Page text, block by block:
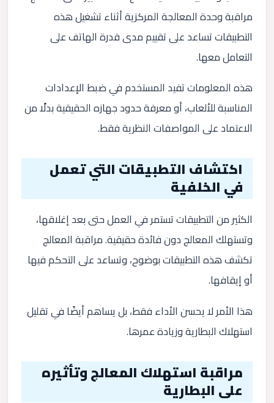
مراقبة وحدة المعالجة المركزية أثناء تشغيل هذه
التطبيقات تساعد على تقييم مدى قدرة الهاتف على
التعامل معها.
هذه المعلومات تفيد المستخدم في ضبط الإعدادات
المناسبة للألعاب، أو معرفة حدود جهازه الحقيقية بدلًا من
الاعتماد على المواصفات النظرية فقط.
اكتشاف التطبيقات التي تعمل
في الخلفية
الكثير من التطبيقات تستمر في العمل حتى بعد إغلاقها،
وتستهلك المعالج دون فائدة حقيقية. مراقبة المعالج
تكشف هذه التطبيقات بوضوح، وتساعد على التحكم فيها
أو إيقافها.
هذا الأمر لا يحسن الأداء فقط، بل يساهم أيضًا في تقليل
استهلاك البطارية وزيادة عمرها.
مراقبة استهلاك المعالج وتأثيره
على البطارية